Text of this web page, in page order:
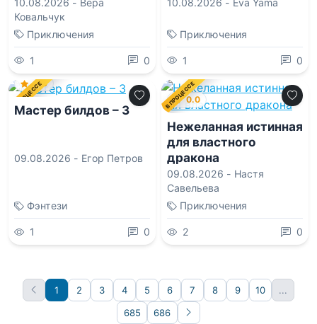
Ковальчук
Приключения
1 0
Приключения
1 0
В ПРОЦЕССЕ
0.0
Мастер билдов – 3
09.08.2026 - Егор Петров
Фэнтези
1 0
В ПРОЦЕССЕ
0.0
Нежеланная истинная
для властного
дракона
09.08.2026 - Настя
Савельева
Приключения
2 0
1 2 3 4 5 6 7 8 9 10
...
685
686 Вперёд